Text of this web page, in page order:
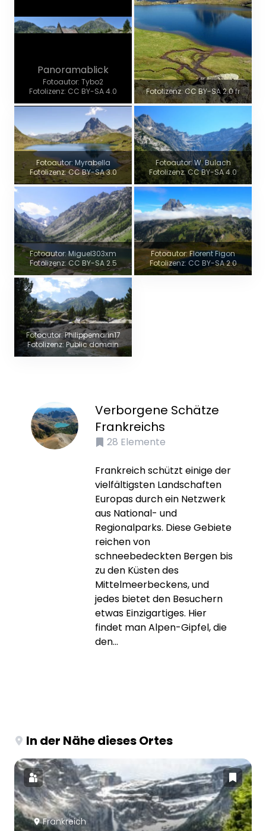
Panoramablick
Fotoautor: Tybo2
Fotolizenz: CC BY-SA 4.0
Fotolizenz: CC BY-SA 2.0 fr
Fotoautor: Myrabella
Fotolizenz: CC BY-SA 3.0
Fotoautor: W. Bulach
Fotolizenz: CC BY-SA 4.0
Fotoautor: Miguel303xm
Fotolizenz: CC BY-SA 2.5
Fotoautor: Florent Figon
Fotolizenz: CC BY-SA 2.0
Fotoautor: Philippemarin17
Fotolizenz: Public domain
Verborgene Schätze
Frankreichs
28 Elemente
Frankreich schützt einige der
vielfältigsten Landschaften
Europas durch ein Netzwerk
aus National- und
Regionalparks. Diese Gebiete
reichen von
schneebedeckten Bergen bis
zu den Küsten des
Mittelmeerbeckens, und
jedes bietet den Besuchern
etwas Einzigartiges. Hier
findet man Alpen-Gipfel, die
den...
In der Nähe dieses Ortes
Frankreich